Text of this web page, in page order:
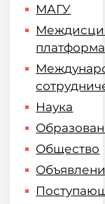
МАГУ
платформа
Наука
Общество